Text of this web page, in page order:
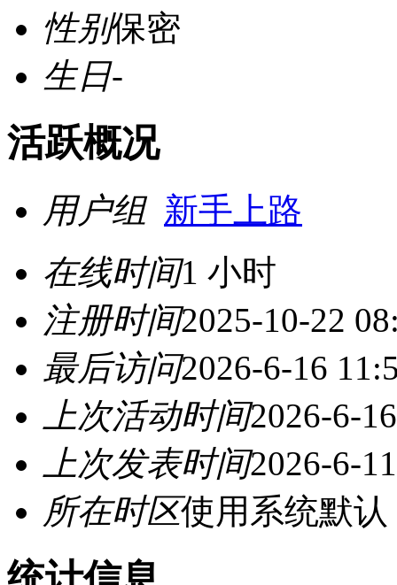
性别保密
生日-
活跃概况
用户组 新手上路
在线时间1 小时
注册时间2025-10-22
最后访问2026-6-16
上次活动时间2026-6-
上次发表时间2026-6-
所在时区使用系统默认